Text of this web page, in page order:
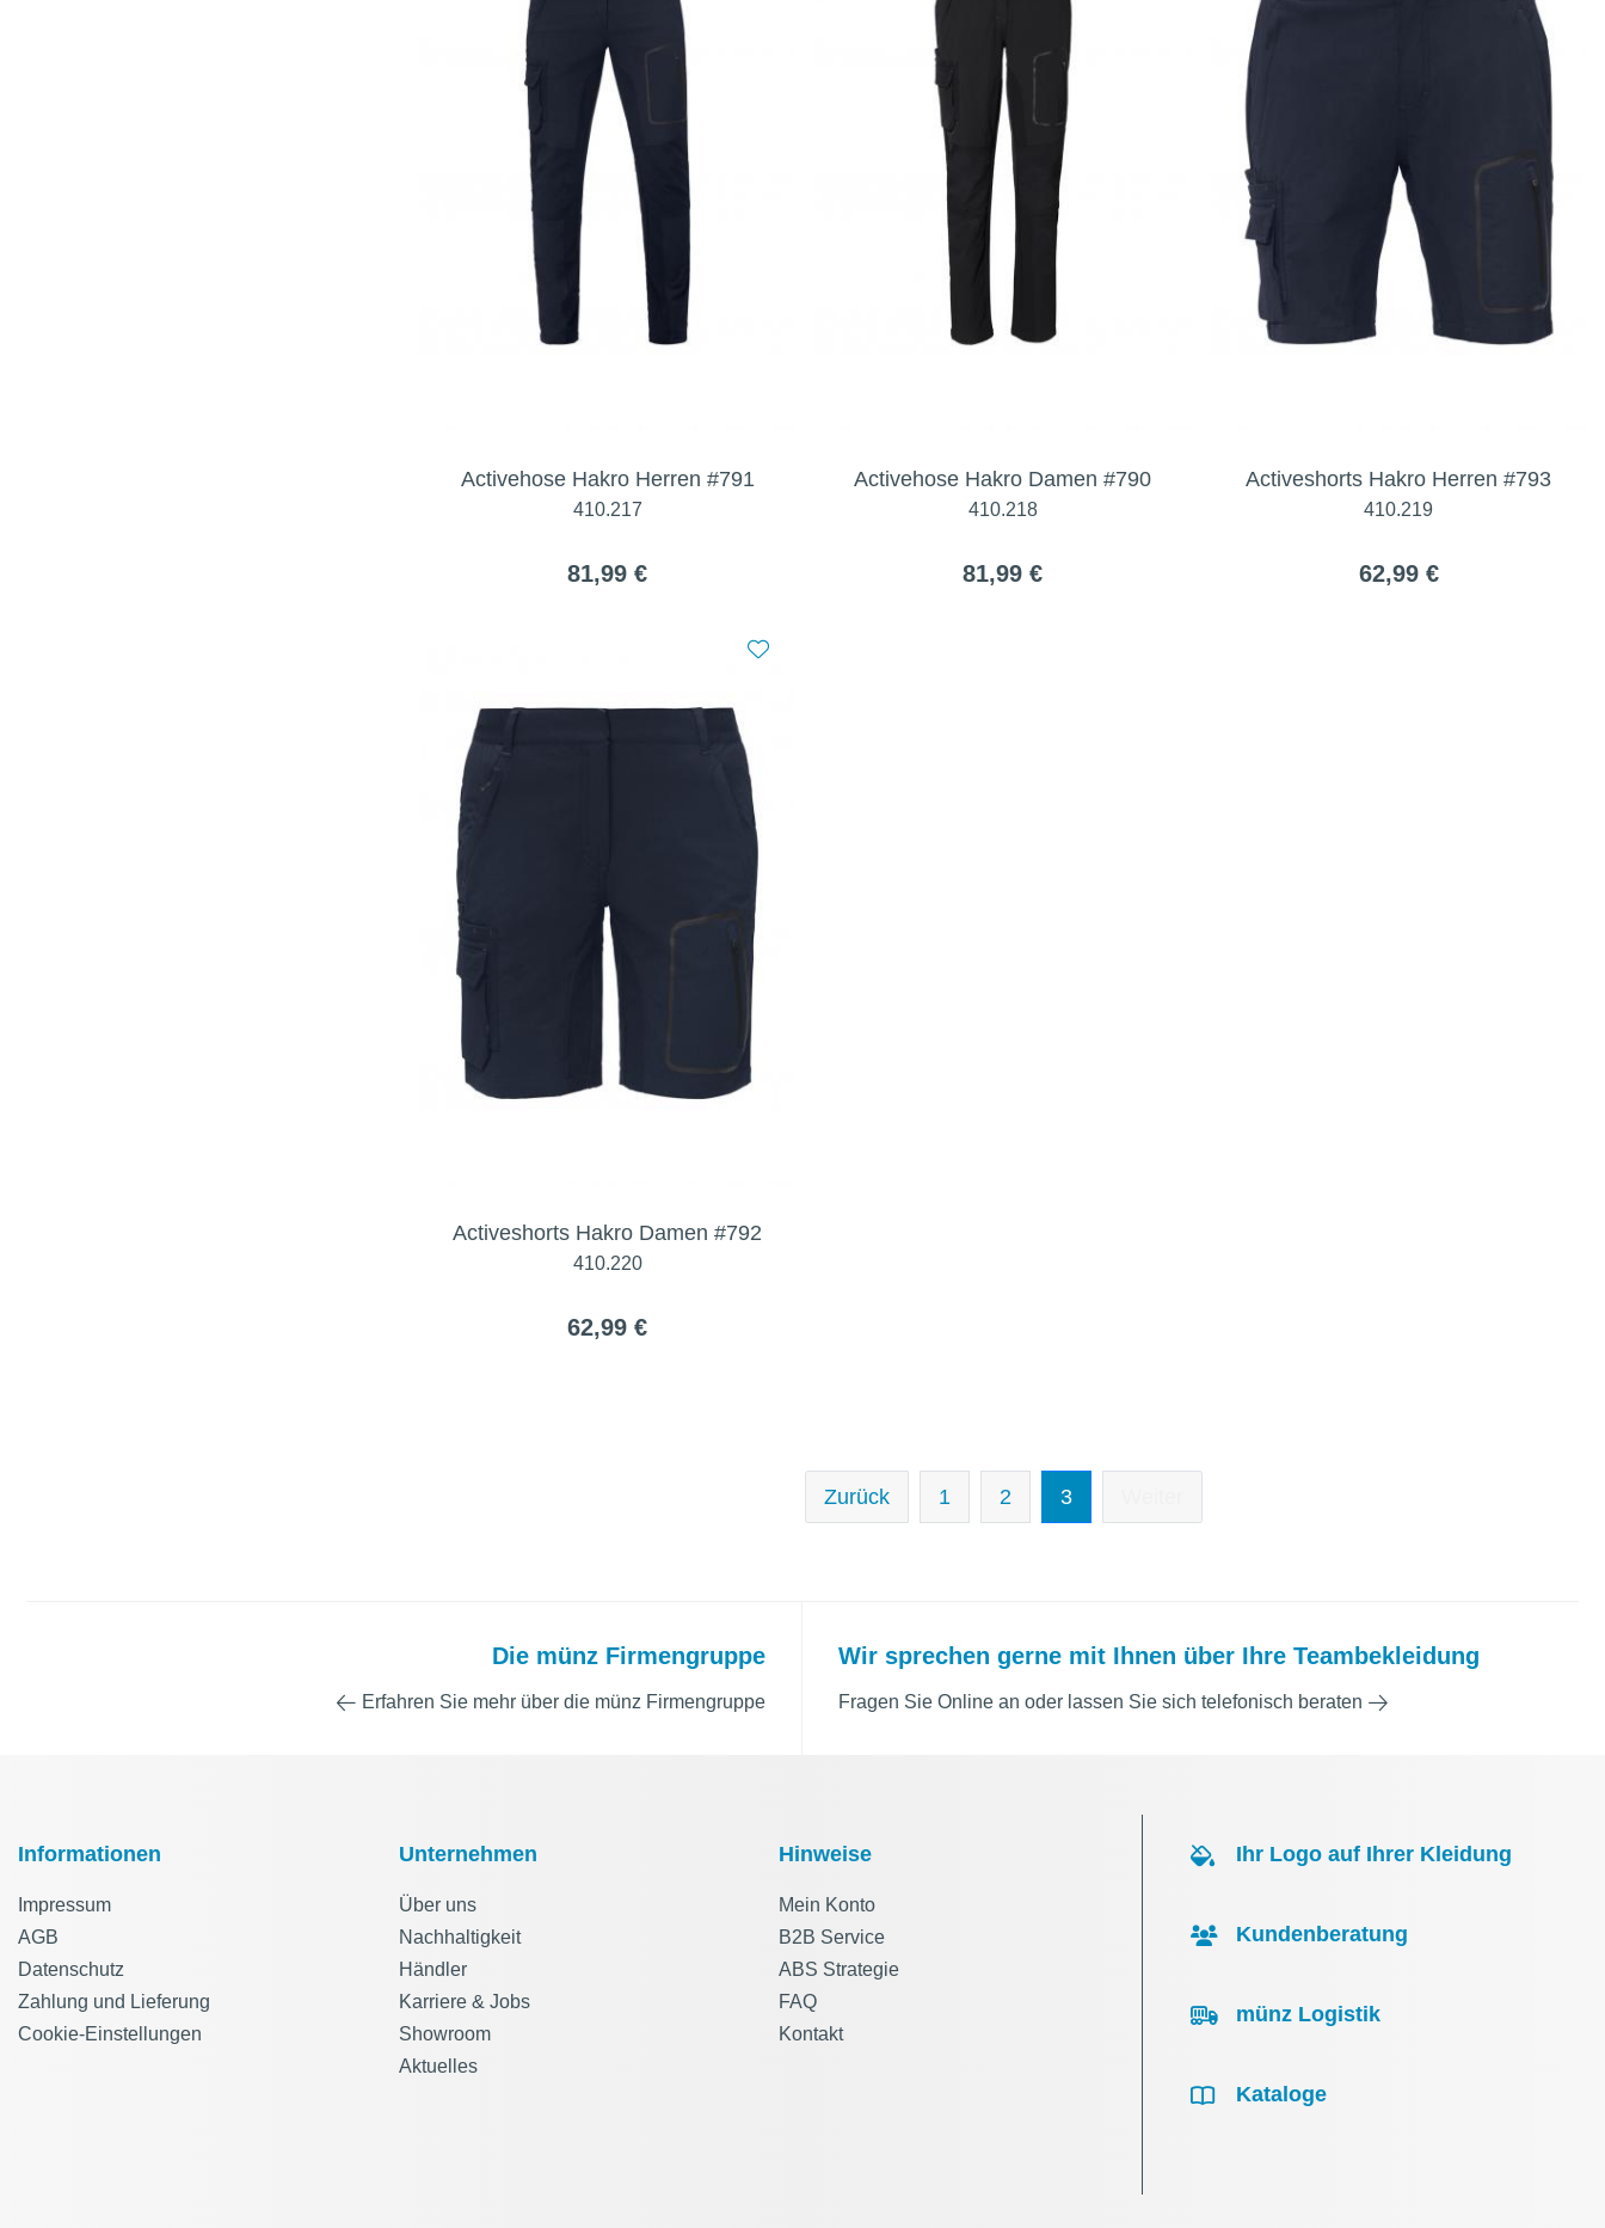
Activehose Hakro Herren #791
410.217
81,99 €
Activehose Hakro Damen #790
410.218
81,99 €
Activeshorts Hakro Herren #793
410.219
62,99 €
Activeshorts Hakro Damen #792
410.220
62,99 €
Zurück 1 2 3
Die münz Firmengruppe
Erfahren Sie mehr über die münz Firmengruppe
Wir sprechen gerne mit Ihnen über Ihre Teambekleidung
Fragen Sie Online an oder lassen Sie sich telefonisch beraten
Informationen
Impressum
AGB
Datenschutz
Zahlung und Lieferung
Cookie-Einstellungen
Unternehmen
Über uns
Nachhaltigkeit
Händler
Karriere & Jobs
Showroom
Aktuelles
Hinweise
Mein Konto
B2B Service
ABS Strategie
FAQ
Kontakt
Ihr Logo auf Ihrer Kleidung
Kundenberatung
münz Logistik
Kataloge